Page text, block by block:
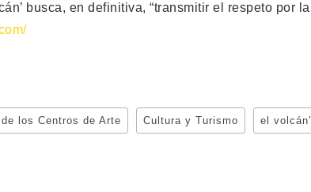
busca, en definitiva, “transmitir el respeto por la
los Centros de Arte Cultura y Turismo el volcán’